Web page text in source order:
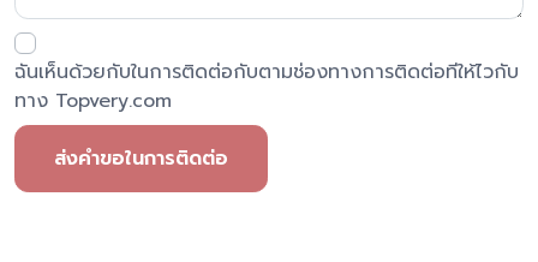
ฉันเห็นด้วยกับในการติดต่อกับตามช่องทางการติดต่อทีให้ไวกับ
ทาง Topvery.com
ส่งคำขอในการติดต่อ